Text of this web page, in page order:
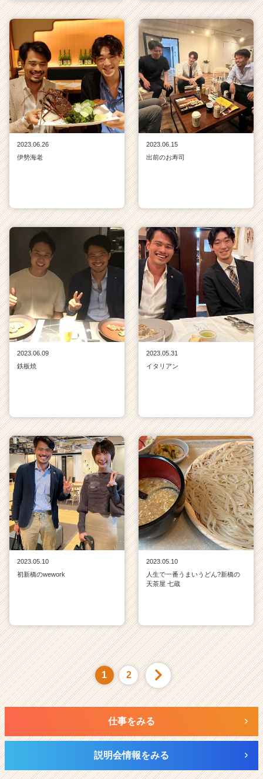
2023.06.26
伊勢海老
2023.06.15
出前のお寿司
2023.06.09
鉄板焼
2023.05.31
イタリアン
2023.05.10
初新橋のwework
2023.05.10
人生で一番うまいうどん?新橋の
天茶屋 七蔵
1 2
仕事をみる
説明会情報をみる